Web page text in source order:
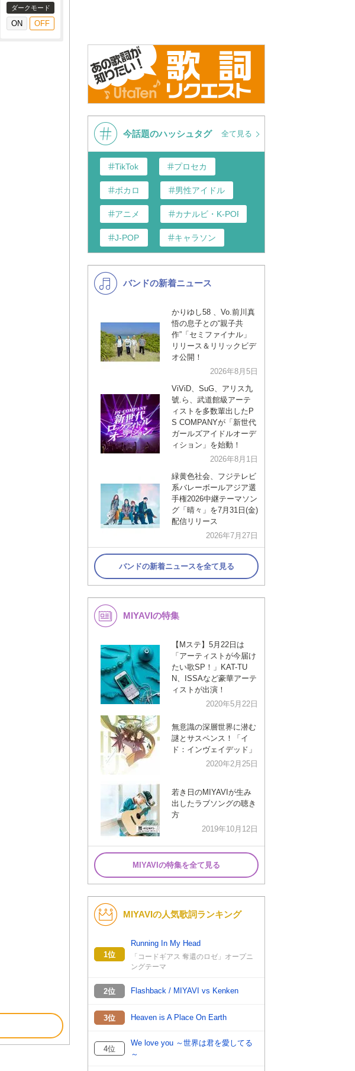
ダークモード
今話題のハッシュタグ 全て見る
TikTok プロセカ
ボカロ 男性アイドル
アニメ カナルビ・K-POP和訳
J-POP キャラソン
K-POP 演歌・歌謡
洋楽
VTuber ディズニー
バンドの新着ニュース
かりゆし58 、Vo.前川真
悟の息子との“親子共
作”「セミファイナル」
リリース＆リリックビデ
オ公開！
2026年8月5日
ViViD、SuG、アリス九
號.ら、武道館級アーテ
ィストを多数輩出したP
S COMPANYが「新世代
ガールズアイドルオーデ
ィション」を始動！
2026年8月1日
緑黄色社会、フジテレビ
系バレーボールアジア選
手権2026中継テーマソン
グ「晴々」を7月31日(金)
配信リリース
2026年7月27日
バンドの新着ニュースを全て見る
MIYAVIの特集
【Mステ】5月22日は
「アーティストが今届け
たい歌SP！」KAT-TU
N、ISSAなど豪華アーテ
ィストが出演！
2020年5月22日
無意識の深層世界に潜む
謎とサスペンス！「イ
ド：インヴェイデッド」
2020年2月25日
若き日のMIYAVIが生み
出したラブソングの聴き
方
2019年10月12日
MIYAVIの特集を全て見る
MIYAVIの人気歌詞ランキング
1位
Running In My Head
「コードギアス 奪還のロゼ」オープニ
ングテーマ
2位 Flashback / MIYAVI vs Kenken
3位 Heaven is A Place On Earth
4位
We love you ～世界は君を愛してる
～